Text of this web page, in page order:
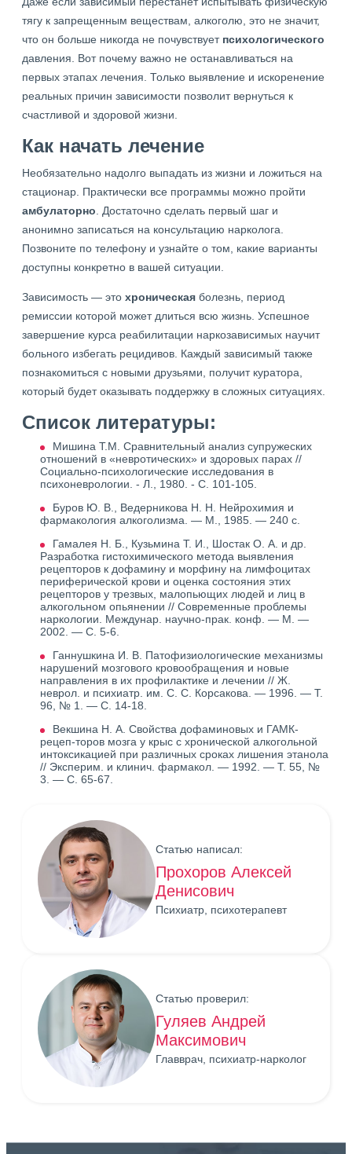
тягу к запрещенным веществам, алкоголю, это не значит,
что он больше никогда не почувствует психологического
давления. Вот почему важно не останавливаться на
первых этапах лечения. Только выявление и искоренение
реальных причин зависимости позволит вернуться к
счастливой и здоровой жизни.
Как начать лечение
Необязательно надолго выпадать из жизни и ложиться на
стационар. Практически все программы можно пройти
амбулаторно. Достаточно сделать первый шаг и
анонимно записаться на консультацию нарколога.
Позвоните по телефону и узнайте о том, какие варианты
доступны конкретно в вашей ситуации.
Зависимость — это хроническая болезнь, период
ремиссии которой может длиться всю жизнь. Успешное
завершение курса реабилитации наркозависимых научит
больного избегать рецидивов. Каждый зависимый также
познакомиться с новыми друзьями, получит куратора,
который будет оказывать поддержку в сложных ситуациях.
Список литературы:
Мишина Т.М. Сравнительный анализ супружеских
отношений в «невротических» и здоровых парах //
Социально-психологические исследования в
психоневрологии. - Л., 1980. - С. 101-105.
Буров Ю. В., Ведерникова Н. Н. Нейрохимия и
фармакология алкоголизма. — М., 1985. — 240 с.
Гамалея Н. Б., Кузьмина Т. И., Шостак О. А. и др.
Разработка гистохимического метода выявления
рецепторов к дофамину и морфину на лимфоцитах
периферической крови и оценка состояния этих
рецепторов у трезвых, малопьющих людей и лиц в
алкогольном опьянении // Современные проблемы
наркологии. Междунар. научно-прак. конф. — М. —
2002. — С. 5-6.
Ганнушкина И. В. Патофизиологические механизмы
нарушений мозгового кровообращения и новые
направления в их профилактике и лечении // Ж.
неврол. и психиатр. им. С. С. Корсакова. — 1996. — Т.
96, № 1. — С. 14-18.
Векшина Н. А. Свойства дофаминовых и ГАМК-
рецеп-торов мозга у крыс с хронической алкогольной
интоксикацией при различных сроках лишения этанола
// Эксперим. и клинич. фармакол. — 1992. — Т. 55, №
3. — С. 65-67.
Статью написал:
Прохоров Алексей
Денисович
Психиатр, психотерапевт
Статью проверил:
Гуляев Андрей
Максимович
Главврач, психиатр-нарколог